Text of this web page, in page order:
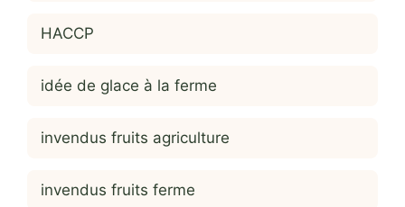
HACCP
idée de glace à la ferme
invendus fruits agriculture
invendus fruits ferme